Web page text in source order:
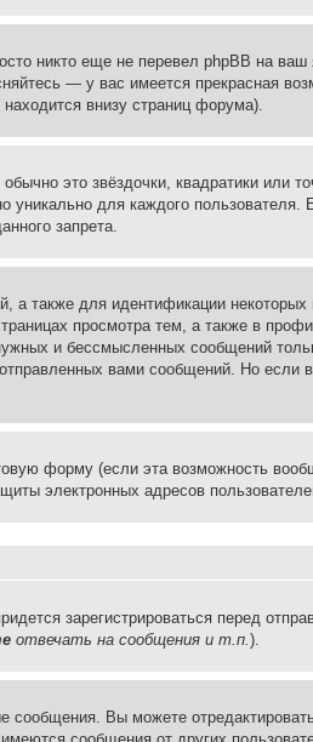
никто еще не перевел phpBB на ваш
— у вас имеется прекрасная
внизу страниц форума).
это звёздочки, квадратики или
для каждого
запрета.
а также для идентификации
просмотра тем, а также в
и бессмысленных сообщений
вами сообщений. Но если
форму (если эта возможность
электронных адресов
зарегистрироваться перед
отвечать на сообщения и т.п.).
Вы можете